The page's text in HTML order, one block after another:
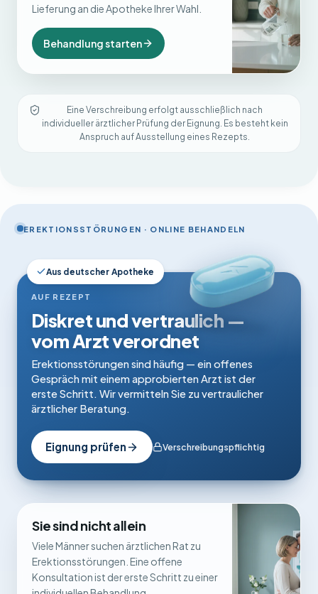
Lieferung an die Apotheke Ihrer Wahl.
Behandlung starten
Eine Verschreibung erfolgt ausschließlich nach
individueller ärztlicher Prüfung der Eignung. Es besteht kein
Anspruch auf Ausstellung eines Rezepts.
EREKTIONSSTÖRUNGEN · ONLINE BEHANDELN
Aus deutscher Apotheke
AUF REZEPT
Diskret und vertraulich —
vom Arzt verordnet
Erektionsstörungen sind häufig — ein offenes
Gespräch mit einem approbierten Arzt ist der
erste Schritt. Wir vermitteln Sie zu vertraulicher
ärztlicher Beratung.
Eignung prüfen Verschreibungspflichtig
Sie sind nicht allein
Viele Männer suchen ärztlichen Rat zu
Erektionsstörungen. Eine offene
Konsultation ist der erste Schritt zu einer